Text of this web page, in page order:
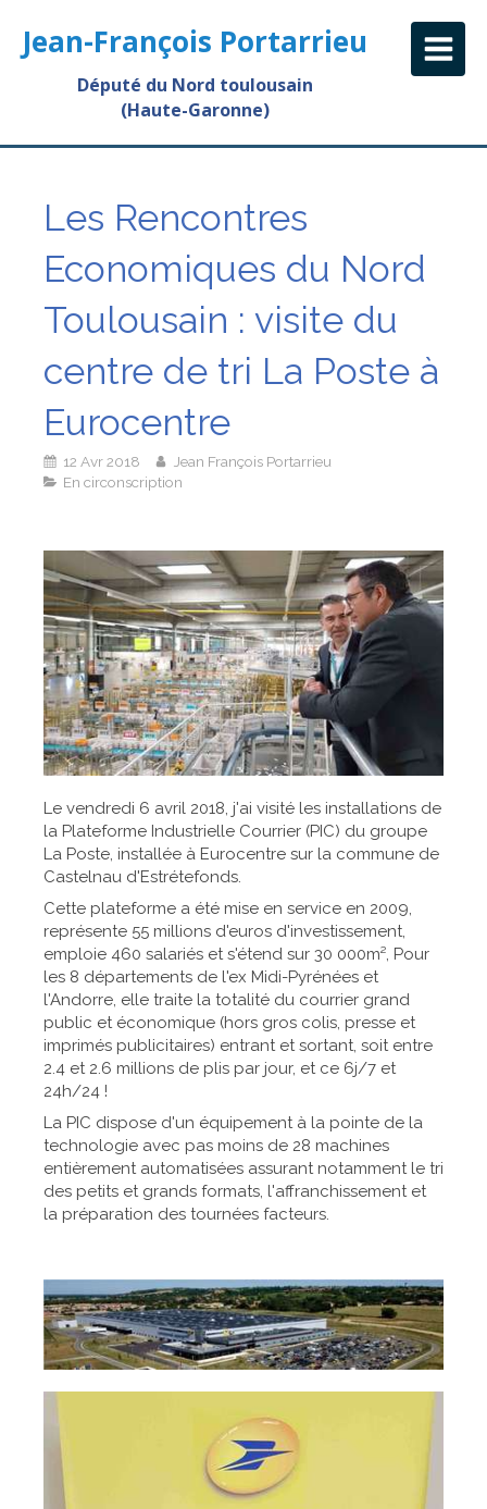
Jean-François Portarrieu
Député du Nord toulousain
(Haute-Garonne)
Les Rencontres
Economiques du Nord
Toulousain : visite du
centre de tri La Poste à
Eurocentre
12 Avr 2018
Jean François Portarrieu
En circonscription
Le vendredi 6 avril 2018, j'ai visité les installations de
la Plateforme Industrielle Courrier (PIC) du groupe
La Poste, installée à Eurocentre sur la commune de
Castelnau d'Estrétefonds.
Cette plateforme a été mise en service en 2009,
représente 55 millions d'euros d'investissement,
emploie 460 salariés et s'étend sur 30 000m², Pour
les 8 départements de l'ex Midi-Pyrénées et
l'Andorre, elle traite la totalité du courrier grand
public et économique (hors gros colis, presse et
imprimés publicitaires) entrant et sortant, soit entre
2.4 et 2.6 millions de plis par jour, et ce 6j/7 et
24h/24 !
La PIC dispose d'un équipement à la pointe de la
technologie avec pas moins de 28 machines
entièrement automatisées assurant notamment le tri
des petits et grands formats, l'affranchissement et
la préparation des tournées facteurs.